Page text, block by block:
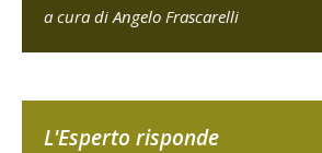
a cura di Angelo Frascarelli
L'Esperto risponde